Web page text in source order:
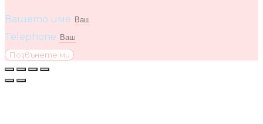
Вашето име
Telephone
Позвънете ми